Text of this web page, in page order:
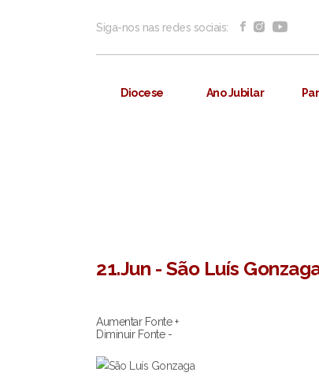
Siga-nos nas redes sociais:
Diocese Ano Jubilar
21.Jun - São Luís
Aumentar Fonte +
Diminuir Fonte -